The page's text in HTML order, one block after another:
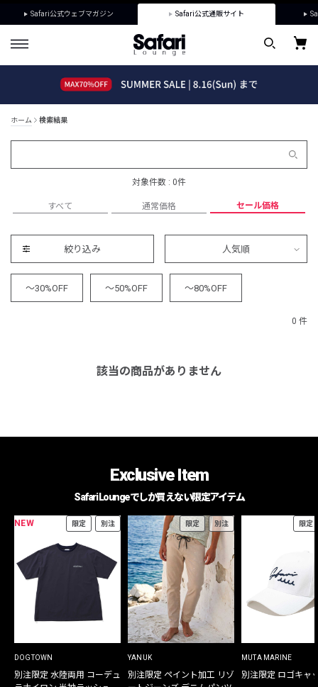
Safari公式ウェブマガジン Safari公式通販サイト
ホーム 検索結果
対象件数 : 0件
すべて 通常価格 セール価格
絞り込み 人気順
～30%OFF ～50%OFF ～80%OFF
0 件
該当の商品がありません
Exclusive Item
Safari Loungeでしか買えない限定アイテム
NEW 限定 別注
DOGTOWN
別注限定 水陸両用 コーデュ
限定 別注
YANUK
別注限定 ペイント加工 リゾ
限定
MUTA MARINE
別注限定 ロゴキャ